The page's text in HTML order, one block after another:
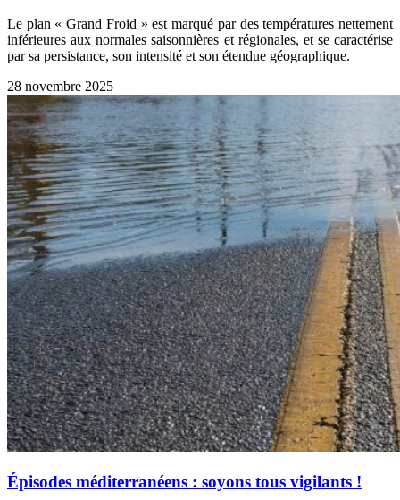
Le plan « Grand Froid » est marqué par des températures nettement
inférieures aux normales saisonnières et régionales, et se caractérise
par sa persistance, son intensité et son étendue géographique.
28 novembre 2025
Épisodes méditerranéens : soyons tous vigilants !